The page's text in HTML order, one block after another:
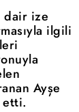
dair ize
ilgili
Ayşe
etti.